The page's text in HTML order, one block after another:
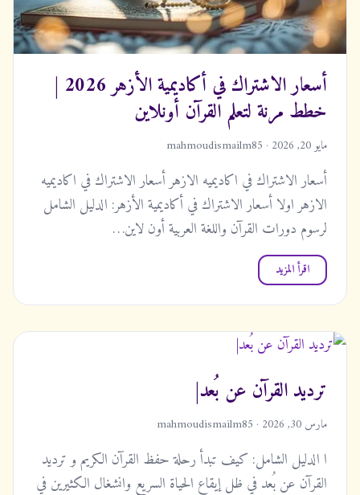
أسعار الاشتراك في أكاديمية الأزهر 2026 |
خطط مرنة لتعلم القرآن أونلاين
مايو 20, 2026 · mahmoudismailm85
أسعار الاشتراك في اكاديميه الازهر أسعار الاشتراك في اكاديميه
الازهر اولا أسعار الاشتراك في أكاديمية الأزهر: الدليل الشامل
لرسوم دورات القرآن واللغة العربية أون لاين…
اقرأ المزيد
ترديد القرآن عن بُعد|
مارس 30, 2026 · mahmoudismailm85
ا الدليل الشامل: كيف تبدأ رحلة حفظ القرآن الكريم و ترديد
القرآن عن بُعد في ظل إيقاع الحياة السريع وانشغال الكثيرين في